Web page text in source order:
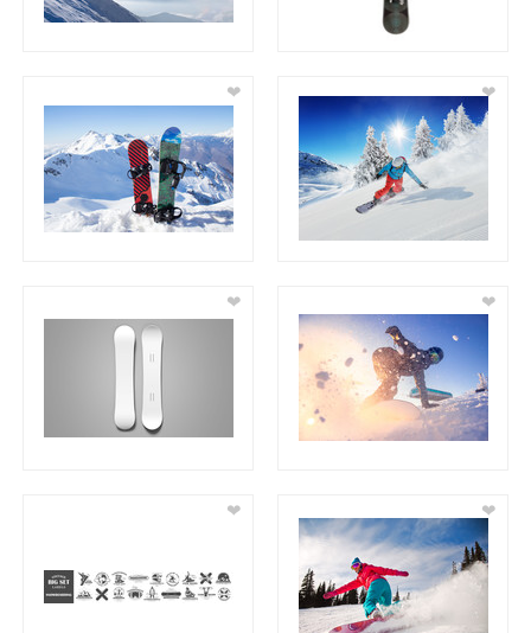
❤ ❤
❤ ❤
❤ ❤